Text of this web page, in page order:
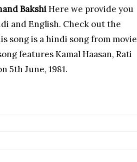
BakshiHere we provide you
and English. Check out the
song is a hindi song from movie
features Kamal Haasan, Rati
5th June, 1981.